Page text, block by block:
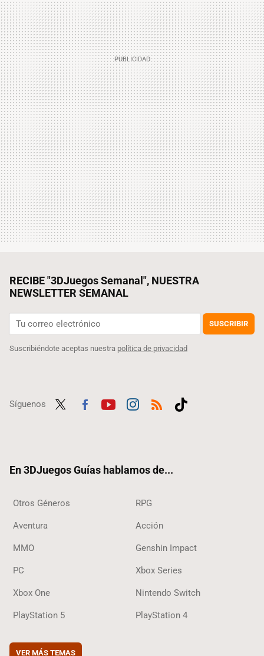
RECIBE "3DJuegos Semanal", NUESTRA
NEWSLETTER SEMANAL
SUSCRIBIR
Suscribiéndote aceptas nuestra política de privacidad
Síguenos
En 3DJuegos Guías hablamos de...
Otros Géneros RPG
Aventura Acción
MMO Genshin Impact
PC Xbox Series
Xbox One Nintendo Switch
PlayStation 5 PlayStation 4
VER MÁS TEMAS